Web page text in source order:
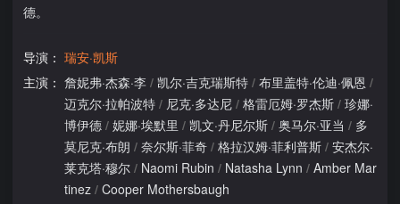
德。
导演： 瑞安·凯斯
主演： 詹妮弗·杰森·李 / 凯尔·吉克瑞斯特 / 布里盖特·伦迪·佩恩 /
迈克尔·拉帕波特 / 尼克·多达尼 / 格雷厄姆·罗杰斯 / 珍娜·
博伊德 / 妮娜·埃默里 / 凯文·丹尼尔斯 / 奥马尔·亚当 / 多
莫尼克·布朗 / 奈尔斯·菲奇 / 格拉汉姆·菲利普斯 / 安杰尔·
莱克塔·穆尔 / Naomi Rubin / Natasha Lynn / Amber Mar
tinez / Cooper Mothersbaugh